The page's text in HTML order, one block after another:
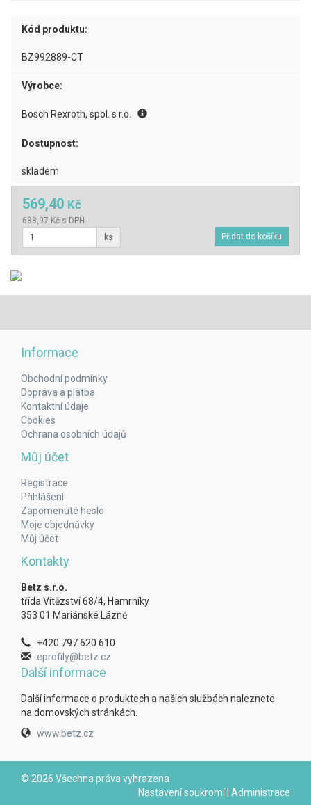
Kód produktu:
BZ992889-CT
Výrobce:
Bosch Rexroth, spol. s r.o.
Dostupnost:
skladem
569,40 Kč
688,97 Kč s DPH
ks
Informace
Obchodní podmínky
Doprava a platba
Kontaktní údaje
Cookies
Ochrana osobních údajů
Můj účet
Registrace
Přihlášení
Zapomenuté heslo
Moje objednávky
Můj účet
Kontakty
Betz s.r.o.
třída Vítězství 68/4, Hamrníky
353 01 Mariánské Lázně
+420 797 620 610
eprofily@betz.cz
Další informace
Další informace o produktech a našich službách naleznete
na domovských stránkách.
www.betz.cz
© 2026 Všechna práva vyhrazena
Nastavení soukromí| Administrace